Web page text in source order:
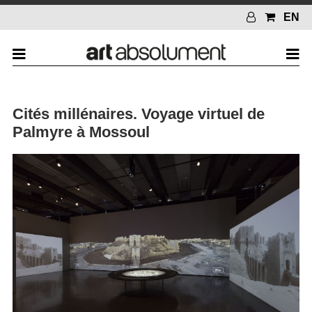
EN
Cités millénaires. Voyage virtuel de
Palmyre à Mossoul